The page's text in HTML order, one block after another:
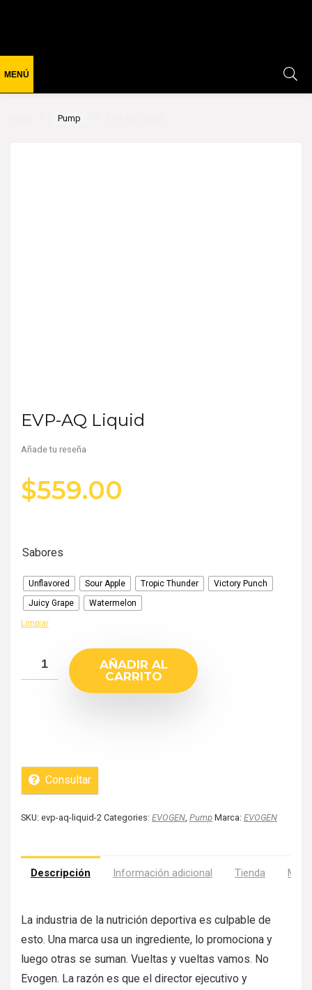
Pump
EVP-AQ Liquid
Añade tu reseña
$559.00
Sabores
Unflavored Sour Apple Tropic Thunder
Victory Punch
Juicy Grape
Watermelon
Limpiar
AÑADIR AL
CARRITO
Consultar
SKU: evp-aq-liquid-2 Categories: EVOGEN, Pump Marca: EVOGEN
Descripción Información adicional Tienda Más
La industria de la nutrición deportiva es culpable de
esto. Una marca usa un ingrediente, lo promociona y
luego otras se suman. Vueltas y vueltas vamos. No
Evogen. La razón es que el director ejecutivo y